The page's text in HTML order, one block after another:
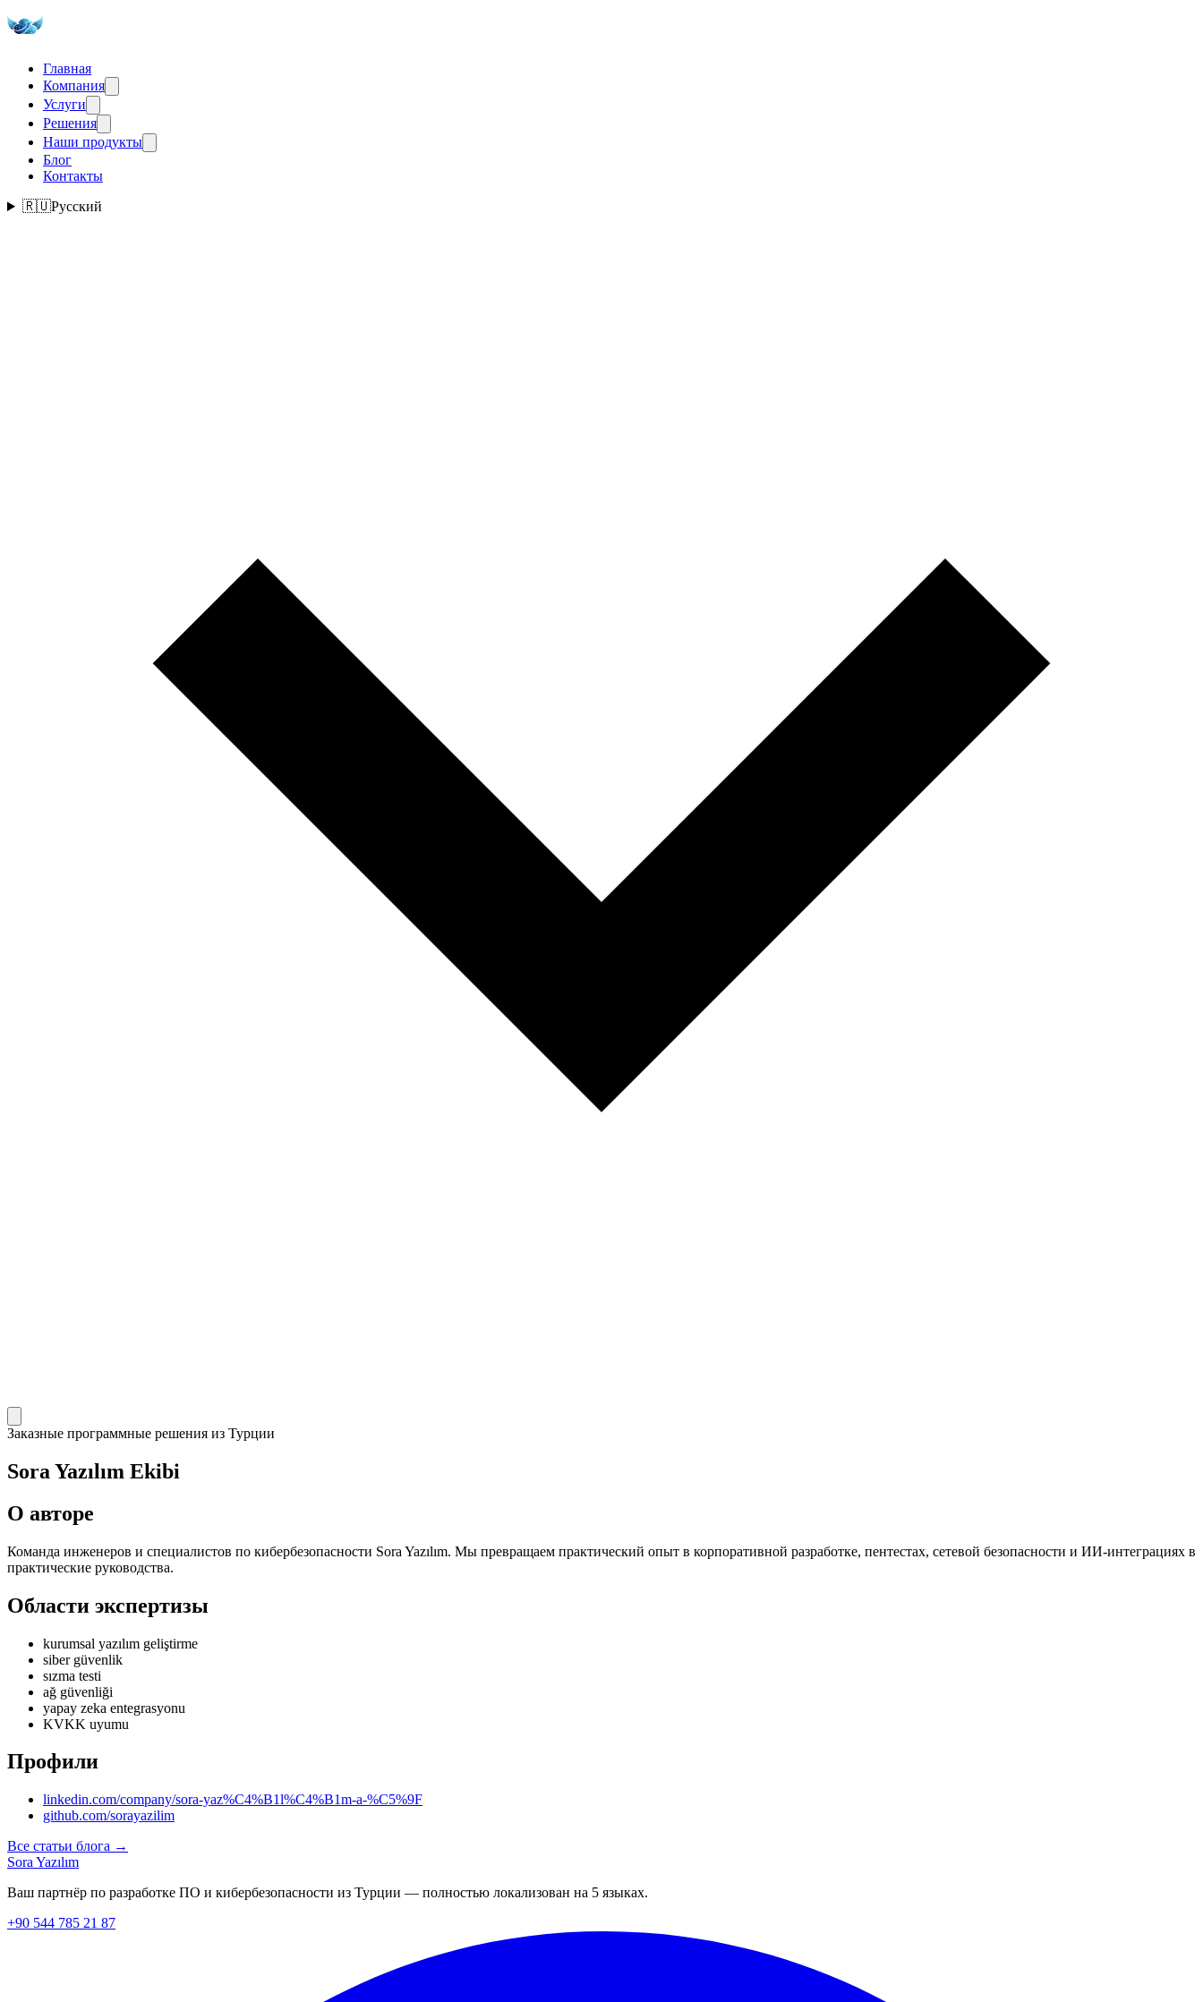
Главная
Компания
Услуги
Решения
Наши продукты
Блог
Контакты
🇷🇺Русский
Заказные программные решения из Турции
Sora Yazılım Ekibi
О авторе
Команда инженеров и специалистов по кибербезопасности Sora Yazılım. Мы превращаем практический опыт в корпоративной разработке, пентестах, сетевой безопасности и ИИ-интеграциях в
практические руководства.
Области экспертизы
kurumsal yazılım geliştirme
siber güvenlik
sızma testi
ağ güvenliği
yapay zeka entegrasyonu
KVKK uyumu
Профили
linkedin.com/company/sora-yaz%C4%B1l%C4%B1m-a-%C5%9F
github.com/sorayazilim
Все статьи блога →
Sora Yazılım
Ваш партнёр по разработке ПО и кибербезопасности из Турции — полностью локализован на 5 языках.
+90 544 785 21 87